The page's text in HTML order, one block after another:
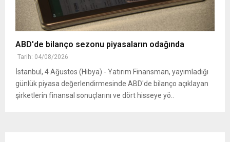
ABD'de bilanço sezonu piyasaların odağında
Tarih: 04/08/2026
İstanbul, 4 Ağustos (Hibya) - Yatırım Finansman, yayımladığı
günlük piyasa değerlendirmesinde ABD'de bilanço açıklayan
şirketlerin finansal sonuçlarını ve dört hisseye yö..